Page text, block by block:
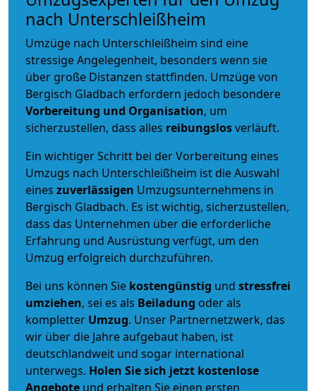
nach Unterschleißheim
Umzüge nach Unterschleißheim sind eine
stressige Angelegenheit, besonders wenn sie
über große Distanzen stattfinden. Umzüge von
Bergisch Gladbach erfordern jedoch besondere
Vorbereitung und Organisation, um
sicherzustellen, dass alles reibungslosverläuft.
Ein wichtiger Schritt bei der Vorbereitung eines
Umzugs nach Unterschleißheim ist die Auswahl
eines zuverlässigen Umzugsunternehmens in
Bergisch Gladbach. Es ist wichtig, sicherzustellen,
dass das Unternehmen über die erforderliche
Erfahrung und Ausrüstung verfügt, um den
Umzug erfolgreich durchzuführen.
Bei uns können Sie kostengünstig und stressfrei
umziehen, sei es als Beiladung oder als
kompletter Umzug. Unser Partnernetzwerk, das
wir über die Jahre aufgebaut haben, ist
deutschlandweit und sogar international
unterwegs. Holen Sie sich jetzt kostenlose
Angebote und erhalten Sie einen ersten